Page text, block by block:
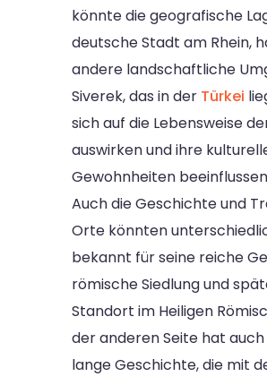
könnte die geografische
deutsche Stadt am Rhein,
andere landschaftliche
Siverek, das in der Türkei
sich auf die Lebensweise
auswirken und ihre
Gewohnheiten
Auch die Geschichte und
Orte könnten
bekannt für seine reiche
römische Siedlung und
Standort im Heiligen
der anderen Seite hat auch
lange Geschichte, die mit